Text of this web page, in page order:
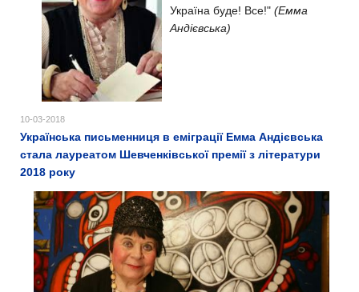
Україна буде! Все!" (Емма
Андієвська)
10-03-2018
Українська письменниця в еміграції Емма Андієвська
стала лауреатом Шевченківської премії з літератури
2018 року